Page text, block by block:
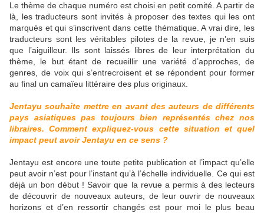
Le thème de chaque numéro est choisi en petit comité. A partir de
là, les traducteurs sont invités à proposer des textes qui les ont
marqués et qui s’inscrivent dans cette thématique. A vrai dire, les
traducteurs sont les véritables pilotes de la revue, je n’en suis
que l’aiguilleur. Ils sont laissés libres de leur interprétation du
thème, le but étant de recueillir une variété d’approches, de
genres, de voix qui s’entrecroisent et se répondent pour former
au final un camaïeu littéraire des plus originaux.
Jentayu souhaite mettre en avant des auteurs de différents
pays asiatiques pas toujours bien représentés chez nos
libraires. Comment expliquez-vous cette situation et quel
impact peut avoir Jentayu en ce sens ?
Jentayu est encore une toute petite publication et l’impact qu’elle
peut avoir n’est pour l’instant qu’à l’échelle individuelle. Ce qui est
déjà un bon début ! Savoir que la revue a permis à des lecteurs
de découvrir de nouveaux auteurs, de leur ouvrir de nouveaux
horizons et d’en ressortir changés est pour moi le plus beau